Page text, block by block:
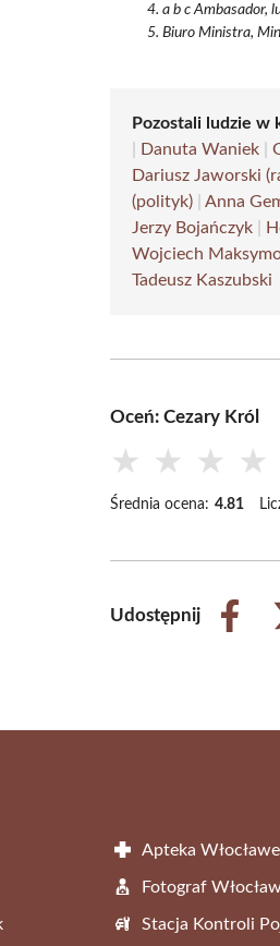
a b c Ambasador,
Biuro Ministra,
Pozostali ludzie w
Danuta Waniek |
Dariusz Jaworski
(polityk) |Anna
Jerzy Bojańczyk
Wojciech
Tadeusz Kaszubski
Oceń: Cezary Król
★ ★ ★ ★
Średnia ocena: 4.81
Udostępnij
Share
Apteka
Fotograf
Stacja Kontroli